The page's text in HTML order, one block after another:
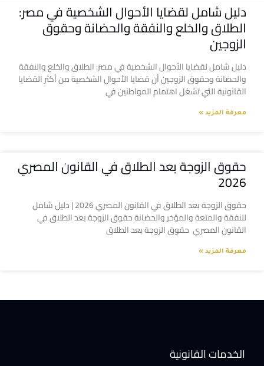
دليل شامل لقضايا الأحوال الشخصية في مصر:
الطلاق والخلع والنفقة والحضانة وحقوق
الزوجين
دليل شامل لقضايا الأحوال الشخصية في مصر: الطلاق والخلع والنفقة
والحضانة وحقوق الزوجين أن قضايا الأحوال الشخصية من أكثر القضايا
القانونية التي تشغل اهتمام المواطنين في
معرفة المزيد »
حقوق الزوجة بعد الطلاق في القانون المصري
2026
حقوق الزوجة بعد الطلاق في القانون المصري 2026 | دليل شامل
للنفقة والمتعة والمؤخر والحضانة حقوق الزوجة بعد الطلاق في
القانون المصري حقوق الزوجة بعد الطلاق
معرفة المزيد »
الخدمات القانونية